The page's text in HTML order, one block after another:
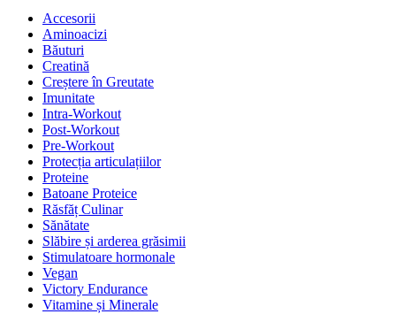
Accesorii
Aminoacizi
Băuturi
Creatină
Creștere în Greutate
Imunitate
Intra-Workout
Post-Workout
Pre-Workout
Protecția articulațiilor
Proteine
Batoane Proteice
Răsfăț Culinar
Sănătate
Slăbire și arderea grăsimii
Stimulatoare hormonale
Vegan
Victory Endurance
Vitamine și Minerale